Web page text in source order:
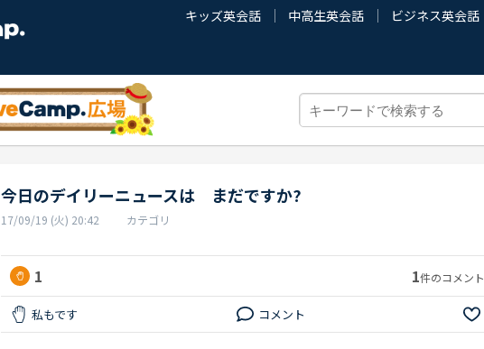
キッズ英会話 中高生英会話 ビジネス英会話
今日のデイリーニュースは まだですか?
17/09/19 (火) 20:42 カテゴリ
1 1件のコメント
私もです コメント